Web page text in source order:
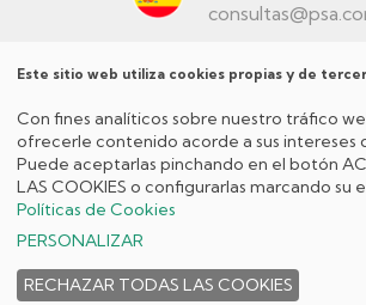
Redes
Sociales
ES
Menú
políticas
privacidad
Este sitio web utiliza cookies propias y de
Con fines analíticos sobre nuestro tráfico
ofrecerle contenido acorde a sus intereses
Puede aceptarlas pinchando en el botón
LAS COOKIES o configurarlas marcando su
Políticas de Cookies
PERSONALIZAR
RECHAZAR TODAS LAS COOKIES